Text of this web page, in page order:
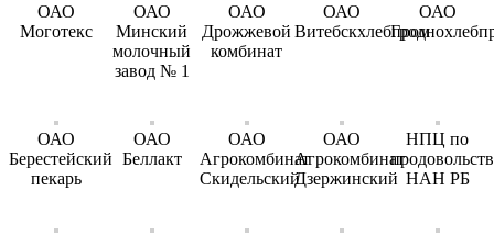
ОАО
Моготекс
ОАО
Минский
молочный
завод № 1
ОАО
Дрожжевой
комбинат
ОАО
Витебскхлебпром
ОАО
ОАО
Берестейский
пекарь
ОАО
Беллакт
ОАО
Агрокомбинат
Скидельский
ОАО
Агрокомбинат
Дзержинский
НПЦ по
НАН РБ